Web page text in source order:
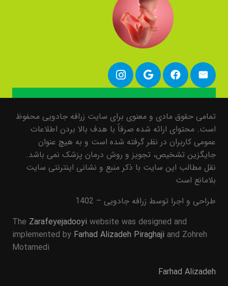
تمامی حقوق مادی و معنوی برای سایت زرافه جادویی محفوظ
است. محتوای ارائه شده صرفاً با هدف بالا بردن اطلاعات
عمومی کاربران در نظر گرفته شده است و به هیچ عنوان
جایگزین تشخیص، تجویز و روش درمان پزشک نمی باشد.
نقل مطالب این سایت با ذکر منبع و نشانی اینترنتی سایت
بلامانع است
طراحی و اجرا توسط زرافه جادویی – 1402
The Zarafeyejadooyi website was designed and
implemented by Farhad Alizadeh Piraghaji and Zohreh
Motamedi
Farhad Alizadeh